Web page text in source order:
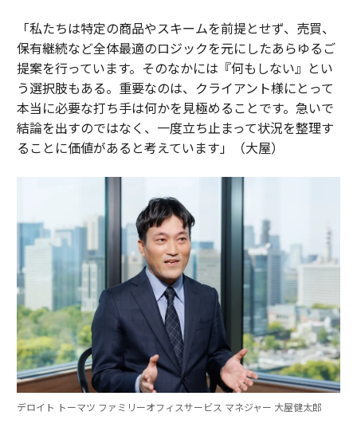
「私たちは特定の商品やスキームを前提とせず、売買、
保有継続など全体最適のロジックを元にしたあらゆるご
提案を行っています。そのなかには『何もしない』とい
う選択肢もある。重要なのは、クライアント様にとって
本当に必要な打ち手は何かを見極めることです。急いで
結論を出すのではなく、一度立ち止まって状況を整理す
ることに価値があると考えています」（大屋）
デロイト トーマツ ファミリーオフィスサービス マネジャー 大屋健太郎